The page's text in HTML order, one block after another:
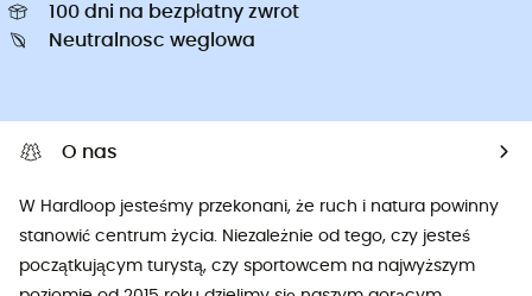
100 dni na bezpłatny zwrot
Neutralnosc weglowa
O nas
W Hardloop jesteśmy przekonani, że ruch i natura powinny
stanowić centrum życia. Niezależnie od tego, czy jesteś
początkującym turystą, czy sportowcem na najwyższym